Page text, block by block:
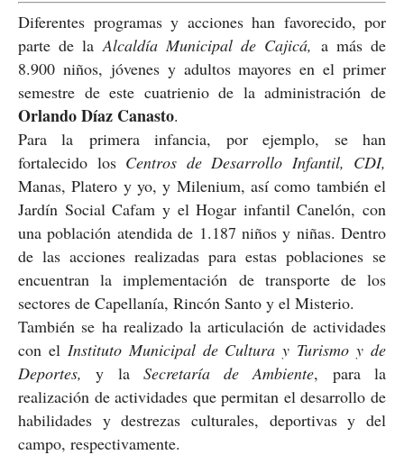
Diferentes programas y acciones han favorecido, por
parte de laAlcaldía Municipal de Cajicá, a más de
8.900 niños, jóvenes y adultos mayores en el primer
semestre de este cuatrienio de la administración de
Orlando Díaz Canasto.
Para la primera infancia, por ejemplo, se han
fortalecido los Centros de Desarrollo Infantil, CDI,
Manas, Platero y yo, y Milenium, así como también el
Jardín Social Cafam y el Hogar infantil Canelón, con
una población atendida de 1.187 niños y niñas. Dentro
de las acciones realizadas para estas poblaciones se
encuentran la implementación de transporte de los
sectores de Capellanía, Rincón Santo y el Misterio.
También se ha realizado la articulación de actividades
con el Instituto Municipal de Cultura y Turismo y de
Deportes, y la Secretaría de Ambiente, para la
realización de actividades que permitan el desarrollo de
habilidades y destrezas culturales, deportivas y del
campo, respectivamente.